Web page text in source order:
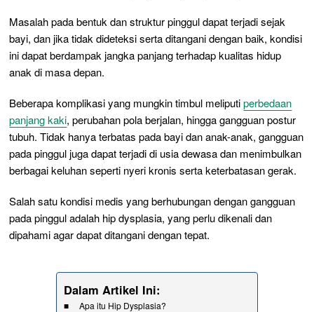
Masalah pada bentuk dan struktur pinggul dapat terjadi sejak
bayi, dan jika tidak dideteksi serta ditangani dengan baik, kondisi
ini dapat berdampak jangka panjang terhadap kualitas hidup
anak di masa depan.
Beberapa komplikasi yang mungkin timbul meliputiperbedaan
panjang kaki, perubahan pola berjalan, hingga gangguan postur
tubuh. Tidak hanya terbatas pada bayi dan anak-anak, gangguan
pada pinggul juga dapat terjadi di usia dewasa dan menimbulkan
berbagai keluhan seperti nyeri kronis serta keterbatasan gerak.
Salah satu kondisi medis yang berhubungan dengan gangguan
pada pinggul adalah hip dysplasia, yang perlu dikenali dan
dipahami agar dapat ditangani dengan tepat.
Dalam Artikel Ini:
Apa itu Hip Dysplasia?